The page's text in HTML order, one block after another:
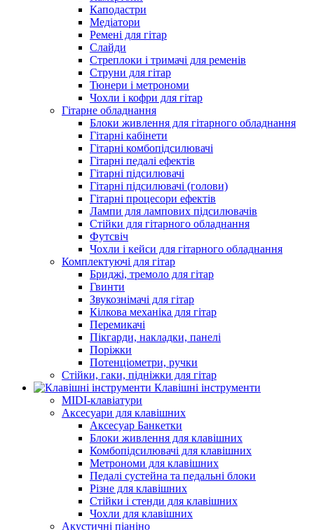
Каподастри
Медіатори
Ремені для гітар
Слайди
Стреплоки і тримачі для ременів
Струни для гітар
Тюнери і метрономи
Чохли і кофри для гітар
Гітарне обладнання
Блоки живлення для гітарного обладнання
Гітарні кабінети
Гітарні комбопідсилювачі
Гітарні педалі ефектів
Гітарні підсилювачі
Гітарні підсилювачі (голови)
Гітарні процесори ефектів
Лампи для лампових підсилювачів
Стійки для гітарного обладнання
Футсвіч
Чохли і кейси для гітарного обладнання
Комплектуючі для гітар
Бриджі, тремоло для гітар
Гвинти
Звукознімачі для гітар
Кілкова механіка для гітар
Перемикачі
Пікгарди, накладки, панелі
Поріжки
Потенціометри, ручки
Стійки, гаки, підніжки для гітар
Клавішні інструменти
MIDI-клавіатури
Аксесуари для клавішних
Аксесуар Банкетки
Блоки живлення для клавішних
Комбопідсилювачі для клавішних
Метрономи для клавішних
Педалі сустейна та педальні блоки
Різне для клавішних
Стійки і стенди для клавішних
Чохли для клавішних
Акустичні піаніно